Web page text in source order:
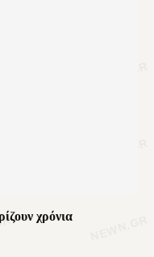
χρόνια